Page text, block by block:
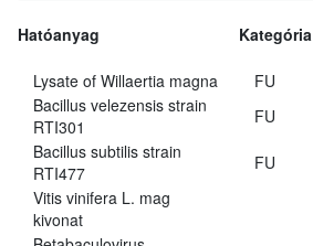
Hatóanyag Kategória
Lysate of Willaertia magna
FU
Bacillus velezensis strain
RTI301
FU
Bacillus subtilis strain
RTI477
FU
Vitis vinifera L. mag
kivonat